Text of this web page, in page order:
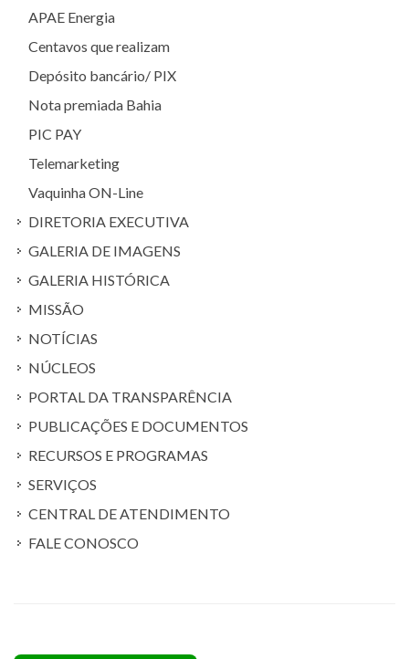
APAE Energia
Centavos que realizam
Depósito bancário/ PIX
Nota premiada Bahia
PIC PAY
Telemarketing
Vaquinha ON-Line
DIRETORIA EXECUTIVA
GALERIA DE IMAGENS
GALERIA HISTÓRICA
MISSÃO
NOTÍCIAS
NÚCLEOS
PORTAL DA TRANSPARÊNCIA
PUBLICAÇÕES E DOCUMENTOS
RECURSOS E PROGRAMAS
SERVIÇOS
CENTRAL DE ATENDIMENTO
FALE CONOSCO